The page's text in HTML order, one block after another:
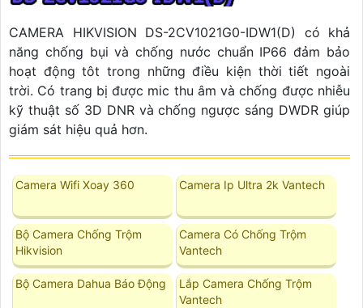
CAMERA HIKVISION DS-2CV1021G0-IDW1(D) có khả
năng chống bụi và chống nước chuẩn IP66 đảm bảo
hoạt động tôt trong những điều kiện thời tiết ngoài
trời. Có trang bị được mic thu âm và chống được nhiễu
kỹ thuật số 3D DNR và chống ngược sáng DWDR giúp
giám sát hiệu quả hơn.
Camera Wifi Xoay 360 Camera Ip Ultra 2k Vantech
Bộ Camera Chống Trộm
Hikvision
Camera Có Chống Trộm
Vantech
Bộ Camera Dahua Báo Động
Lắp Camera Chống Trộm
Vantech